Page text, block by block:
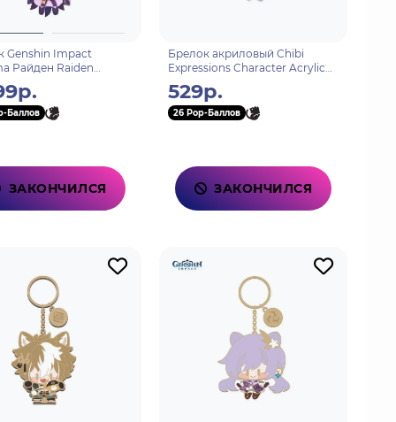
Genshin Impact
Райден Raiden
Баллов
ЗАКОНЧИЛСЯ
Брелок акриловый Chibi
Expressions Character Acrylic
Kokomi 6974696616569
529р.
26 Pop-Баллов
ЗАКОНЧИЛСЯ